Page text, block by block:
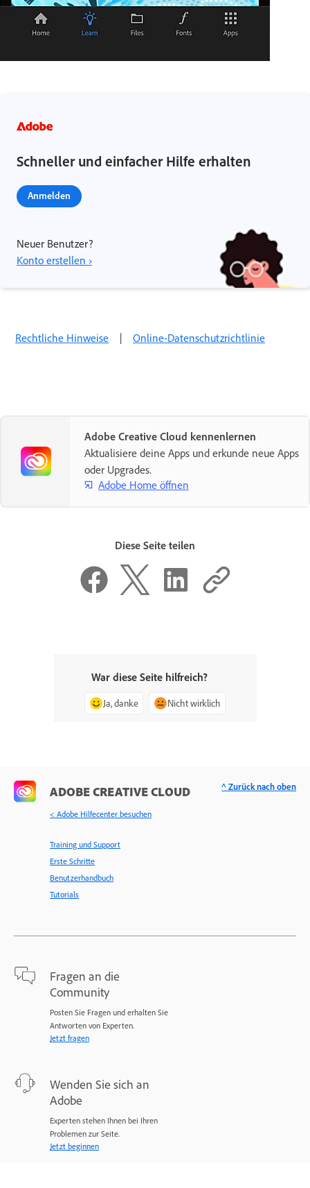
Schneller und einfacher Hilfe erhalten
Anmelden
Neuer Benutzer?
Konto erstellen ›
Rechtliche Hinweise | Online-Datenschutzrichtlinie
Adobe Creative Cloud kennenlernen
Aktualisiere deine Apps und erkunde neue Apps
oder Upgrades.
Adobe Home öffnen
Diese Seite teilen
War diese Seite hilfreich?
Ja, danke Nicht wirklich
ADOBE CREATIVE CLOUD
< Adobe Hilfecenter besuchen
Training und Support
Erste Schritte
Benutzerhandbuch
Tutorials
Fragen an die
Community
Posten Sie Fragen und erhalten Sie
Antworten von Experten.
Jetzt fragen
Wenden Sie sich an
Adobe
Experten stehen Ihnen bei Ihren
Problemen zur Seite.
Jetzt beginnen
^ Zurück nach oben